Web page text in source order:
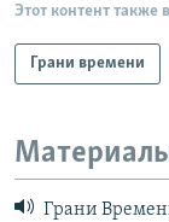
Этот контент также
Грани времени
Грани